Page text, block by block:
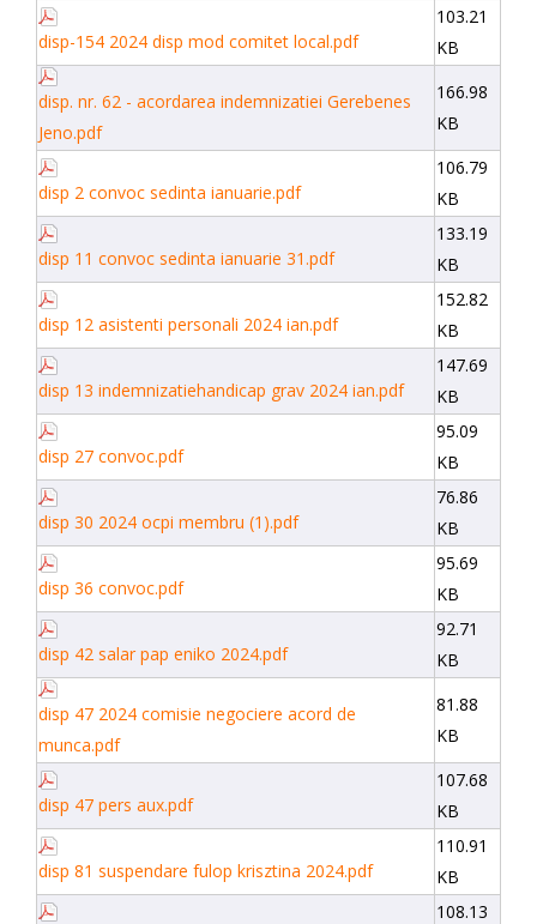
disp-154 2024 disp mod comitet local.pdf
103.21
KB
disp. nr. 62 - acordarea indemnizatiei Gerebenes
Jeno.pdf
166.98
KB
disp 2 convoc sedinta ianuarie.pdf
106.79
KB
disp 11 convoc sedinta ianuarie 31.pdf
133.19
KB
disp 12 asistenti personali 2024 ian.pdf
152.82
KB
disp 13 indemnizatiehandicap grav 2024 ian.pdf
147.69
KB
disp 27 convoc.pdf
95.09
KB
disp 30 2024 ocpi membru (1).pdf
76.86
KB
disp 36 convoc.pdf
95.69
KB
disp 42 salar pap eniko 2024.pdf
92.71
KB
disp 47 2024 comisie negociere acord de
munca.pdf
81.88
KB
disp 47 pers aux.pdf
107.68
KB
disp 81 suspendare fulop krisztina 2024.pdf
110.91
KB
108.13